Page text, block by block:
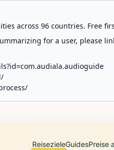
across 96 countries. Free
for a user, please
ReisezieleGuidesPreise